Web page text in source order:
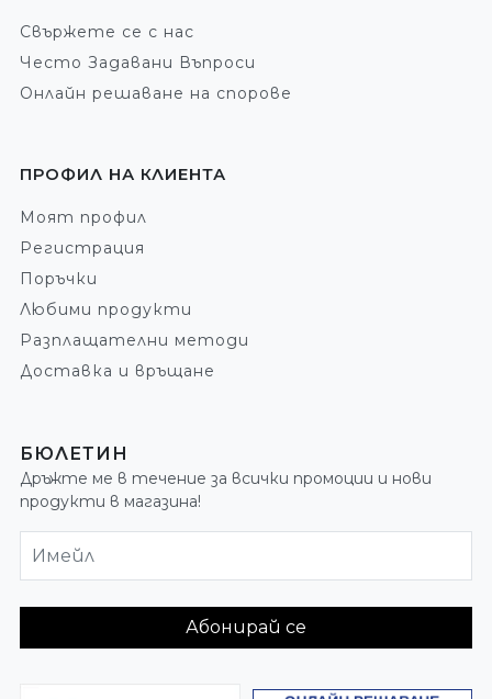
Свържете се с нас
Често Задавани Въпроси
Онлайн решаване на спорове
ПРОФИЛ НА КЛИЕНТА
Моят профил
Регистрация
Поръчки
Любими продукти
Разплащателни методи
Доставка и връщане
БЮЛЕТИН
Дръжте ме в течение за всички промоции и нови
продукти в магазина!
Имейл
Абонирай се